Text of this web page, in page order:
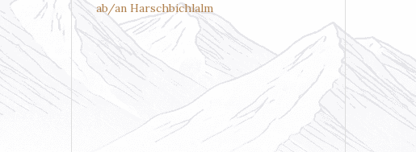
ab/an Harschbichlalm